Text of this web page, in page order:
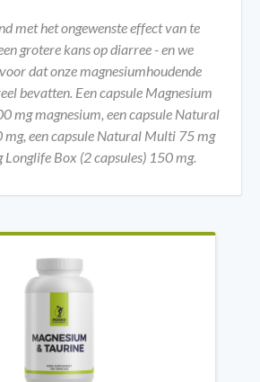
met het ongewenste effect van te
grotere kans op diarree - en we
dat onze magnesiumhoudende
bevatten. Een capsule Magnesium
mg magnesium, een capsule Natural
mg, een capsule Natural Multi 75 mg
Longlife Box (2 capsules) 150 mg.